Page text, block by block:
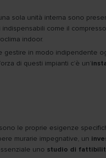
sola unità interna sono
come il
indoor.
gestire in modo indipendente
di questi impianti c’è un’
le proprie esigenze
murarie impegnative, un
uno studio di